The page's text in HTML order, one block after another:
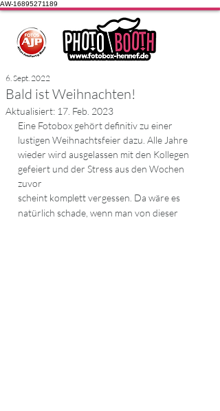
AW-16895271189
Bald ist Weihnachten!
6. Sept. 2022
Aktualisiert: 17. Feb. 2023
Eine Fotobox gehört definitiv zu einer
lustigen Weihnachtsfeier dazu. Alle Jahre
wieder wird ausgelassen mit den Kollegen
gefeiert und der Stress aus den Wochen
zuvor
scheint komplett vergessen. Da wäre es
natürlich schade, wenn man von dieser